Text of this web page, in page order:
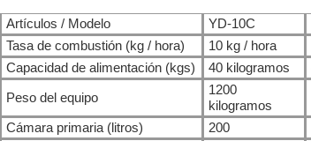
Artículos / Modelo YD-10C
Tasa de combustión (kg / hora)
10 kg / hora
Capacidad de alimentación (kgs)
40 kilogramos
Peso del equipo
1200
kilogramos
Cámara primaria (litros)
200